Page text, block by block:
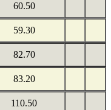
60.50
59.30
82.70
83.20
110.50